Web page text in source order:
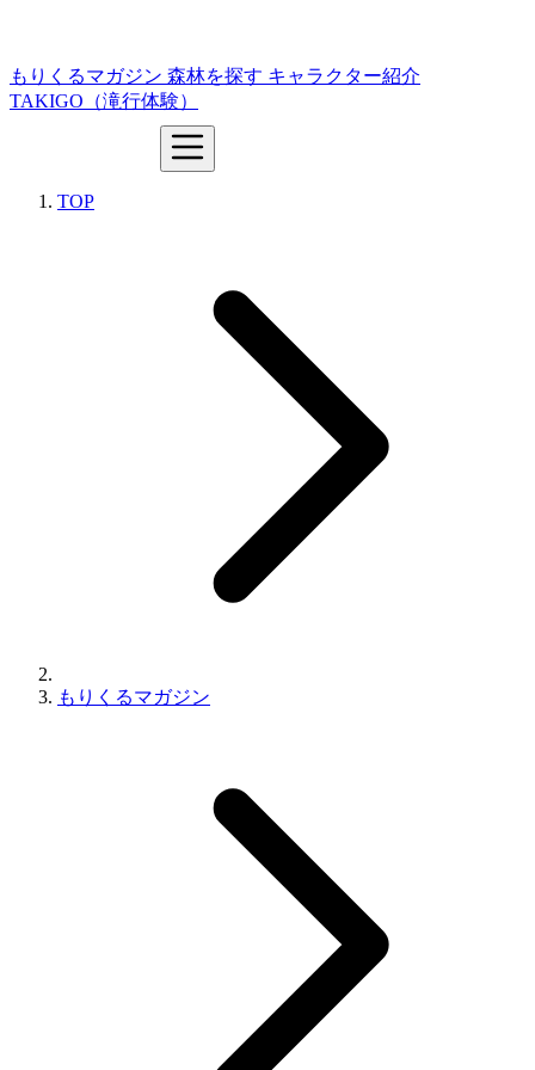
もりくるマガジン 森林を探す キャラクター紹介
TAKIGO（滝行体験）
TOP
もりくるマガジン